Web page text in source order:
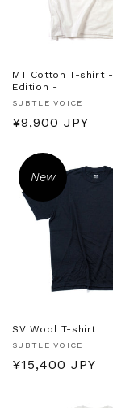
MT Cotton T-shirt
Edition -
販
売
SUBTLE VOICE
通
価
格
¥9,900 JPY
New
SV Wool T-shirt
販
売
SUBTLE VOICE
通
¥15,400 JPY